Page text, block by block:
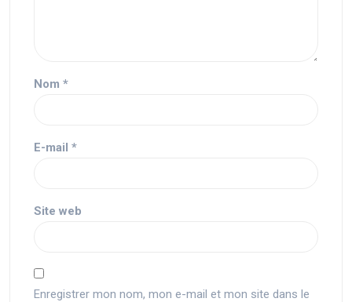
Nom *
E-mail *
Site web
Enregistrer mon nom, mon e-mail et mon site dans le